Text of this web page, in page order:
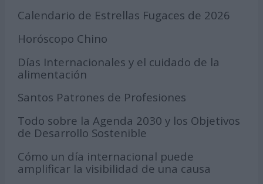
Calendario de Estrellas Fugaces de 2026
Horóscopo Chino
Días Internacionales y el cuidado de la
alimentación
Santos Patrones de Profesiones
Todo sobre la Agenda 2030 y los Objetivos
de Desarrollo Sostenible
Cómo un día internacional puede
amplificar la visibilidad de una causa